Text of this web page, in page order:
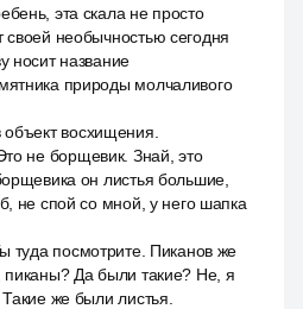
эта скала не просто
необычностью сегодня
носит название
природы молчаливого
восхищения.
не борщевик. Знай, это
он листья большие,
не спой со мной, у него шапка
туда посмотрите. Пиканов же
Да были такие? Не, я
же были листья.